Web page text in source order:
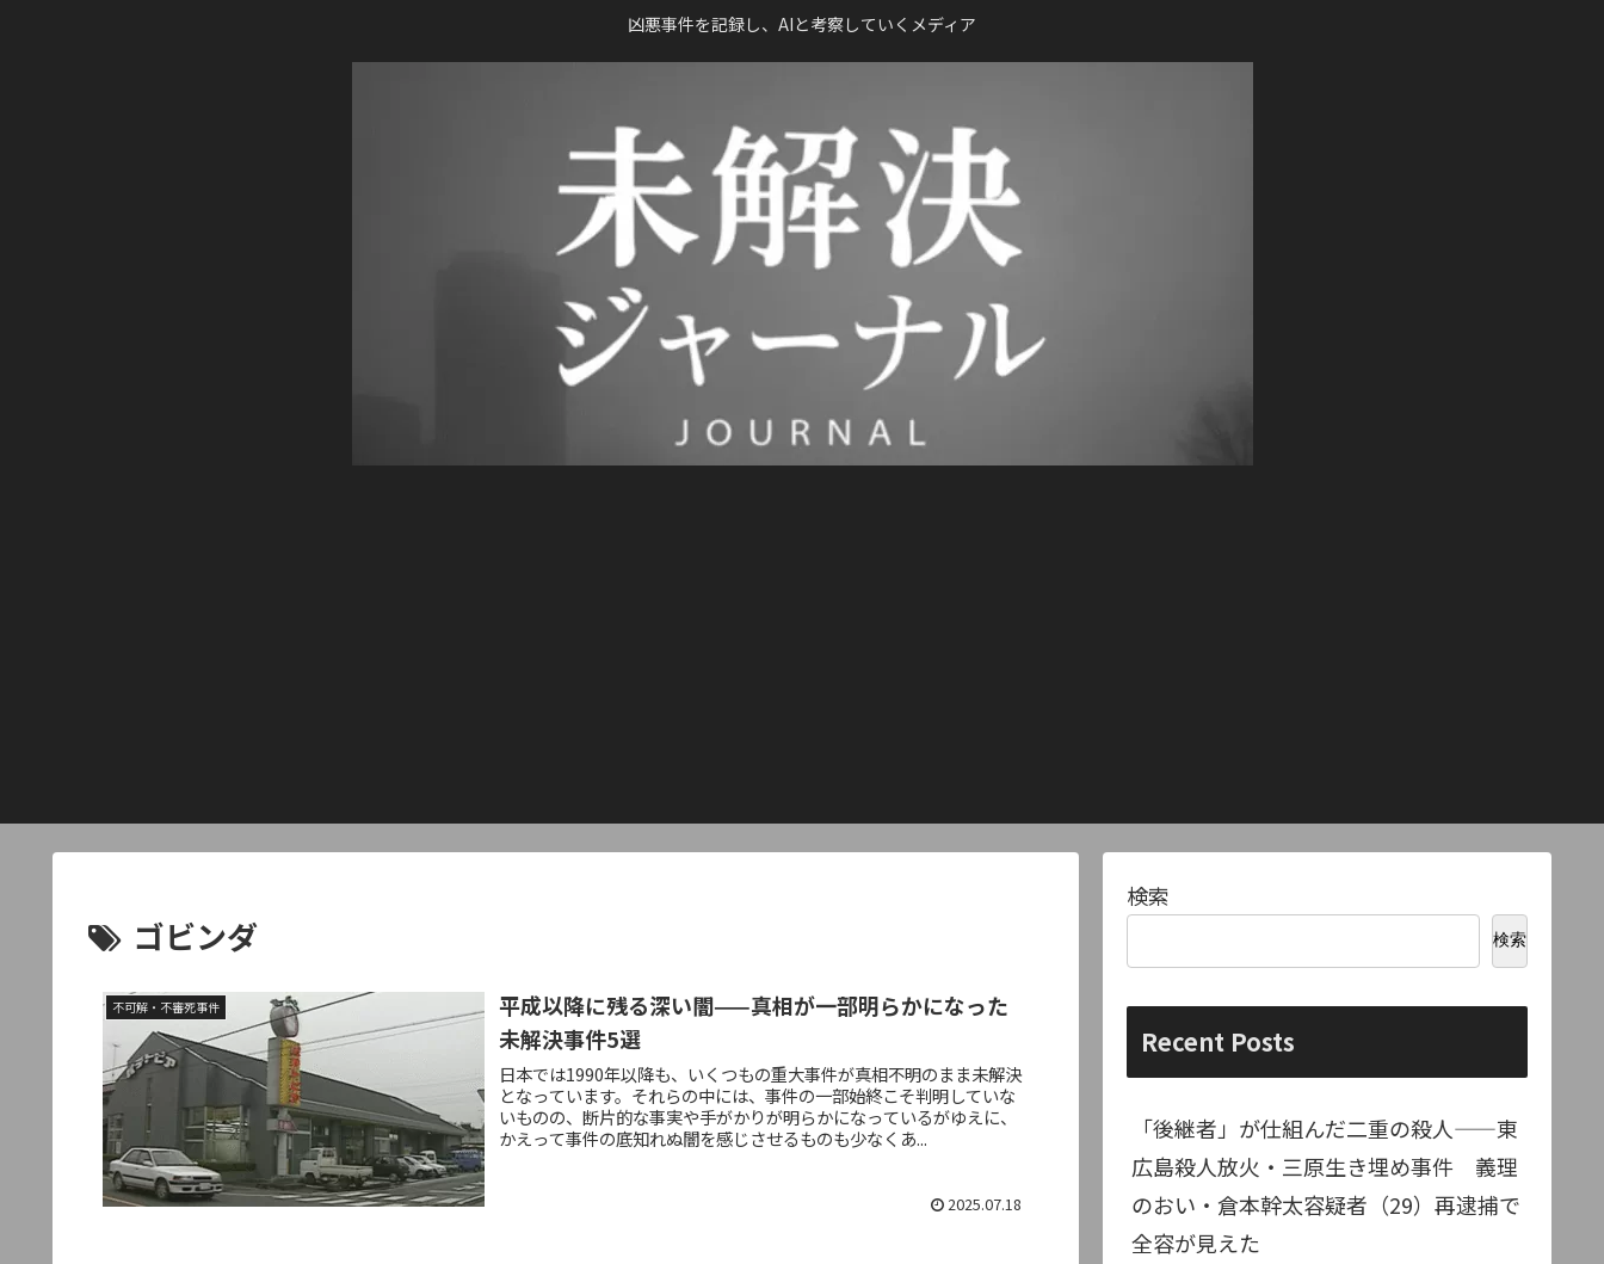
凶悪事件を記録し、AIと考察していくメディア
ゴビンダ
不可解・不審死事件
平成以降に残る深い闇——真相が一部明らかになった
未解決事件5選
日本では1990年以降も、いくつもの重大事件が真相不明のまま未解決
となっています。それらの中には、事件の一部始終こそ判明していな
いものの、断片的な事実や手がかりが明らかになっているがゆえに、
かえって事件の底知れぬ闇を感じさせるものも少なくあ...
2025.07.18
検索
検索
Recent Posts
「後継者」が仕組んだ二重の殺人——東
広島殺人放火・三原生き埋め事件 義理
のおい・倉本幹太容疑者（29）再逮捕で
全容が見えた